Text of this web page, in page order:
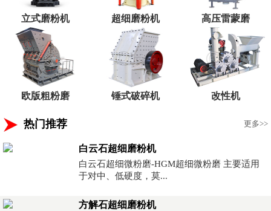
立式磨粉机 超细磨粉机 高压雷蒙磨
欧版粗粉磨 锤式破碎机 改性机
热门推荐 更多>>
白云石超细磨粉机
白云石超细微粉磨-HGM超细微粉磨 主要适用
于对中、低硬度，莫...
方解石超细磨粉机